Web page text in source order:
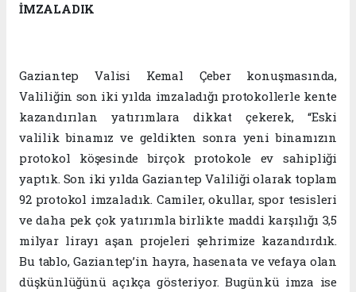
İMZALADIK
Gaziantep Valisi Kemal Çeber konuşmasında,
Valiliğin son iki yılda imzaladığı protokollerle kente
kazandırılan yatırımlara dikkat çekerek, “Eski
valilik binamız ve geldikten sonra yeni binamızın
protokol köşesinde birçok protokole ev sahipliği
yaptık. Son iki yılda Gaziantep Valiliği olarak toplam
92 protokol imzaladık. Camiler, okullar, spor tesisleri
ve daha pek çok yatırımla birlikte maddi karşılığı 3,5
milyar lirayı aşan projeleri şehrimize kazandırdık.
Bu tablo, Gaziantep’in hayra, hasenata ve vefaya olan
düşkünlüğünü açıkça gösteriyor. Bugünkü imza ise